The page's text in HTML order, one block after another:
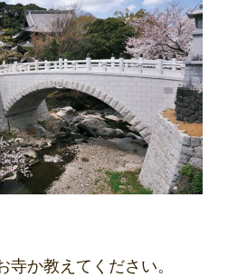
か教えてください。